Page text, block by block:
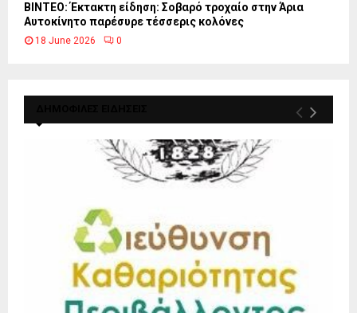
ΒΙΝΤΕΟ: Έκτακτη είδηση: Σοβαρό τροχαίο στην Άρια
Αυτοκίνητο παρέσυρε τέσσερις κολόνες
18 June 2026 0